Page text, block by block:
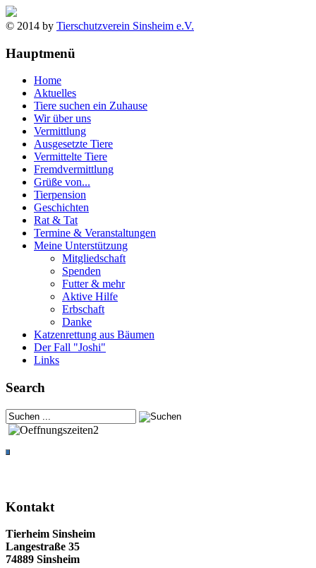
© 2014 by Tierschutzverein Sinsheim e.V.
Hauptmenü
Home
Aktuelles
Tiere suchen ein Zuhause
Wir über uns
Vermittlung
Ausgesetzte Tiere
Vermittelte Tiere
Fremdvermittlung
Grüße von...
Tierpension
Geschichten
Rat & Tat
Termine & Veranstaltungen
Meine Unterstützung
Mitgliedschaft
Spenden
Futter & mehr
Aktive Hilfe
Erbschaft
Danke
Katzenrettung aus Bäumen
Der Fall "Joshi"
Links
Search
Kontakt
Tierheim Sinsheim
Langestraße 35
74889 Sinsheim